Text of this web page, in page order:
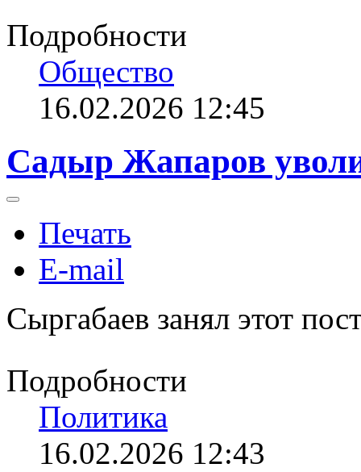
Подробности
Общество
16.02.2026 12:45
Садыр Жапаров
Печать
E-mail
Сыргабаев занял этот
Подробности
Политика
16.02.2026 12:43